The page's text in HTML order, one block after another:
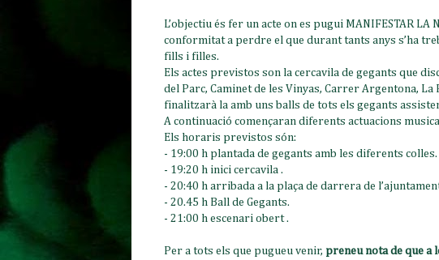
L’objectiu és fer un acte on es pugui MANIFESTAR LA
conformitat a perdre el que durant tants anys s’ha
fills i filles.
Els actes previstos son la cercavila de gegants que
del Parc, Caminet de les Vinyas, Carrer Argentona,
finalitzarà la amb uns balls de tots els gegants
A continuació començaran diferents actuacions
Els horaris previstos són:
- 19:00 h plantada de gegants amb les diferents
- 19:20 h inici cercavila .
- 20:40 h arribada a la plaça de darrera de
- 20.45 h Ball de Gegants.
- 21:00 h escenari obert .
Per a tots els que pugueu venir, preneu nota de que a